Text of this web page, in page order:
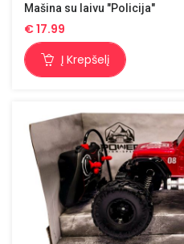
Mašina su laivu "Policija"
€17.99
Į Krepšelį